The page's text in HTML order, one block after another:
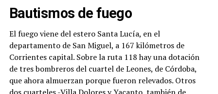
Bautismos de fuego
El fuego viene del estero Santa Lucía, en el
departamento de San Miguel, a 167 kilómetros de
Corrientes capital. Sobre la ruta 118 hay una dotación
de tres bombreros del cuartel de Leones, de Córdoba,
que ahora almuerzan porque fueron relevados. Otros
dos cuarteles -Villa Dolores y Yacanto, también de